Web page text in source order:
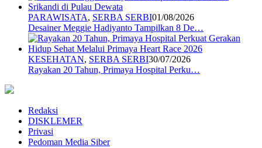
PARAWISATA, SERBA SERBI01/08/2026
Desainer Meggie Hadiyanto Tampilkan 8 De…
KESEHATAN, SERBA SERBI30/07/2026
Rayakan 20 Tahun, Primaya Hospital Perku…
Redaksi
DISKLEMER
Privasi
Pedoman Media Siber